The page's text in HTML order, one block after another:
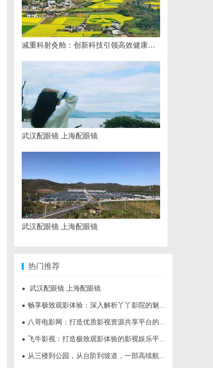
减重科射灸舱：创新科技引领高效健康减重新时代
武汉配眼镜 上海配眼镜
武汉配眼镜 上海配眼镜
热门推荐
● 武汉配眼镜 上海配眼镜
● 畅享极致观影体验：深入解析丫丫影院的魅力与优势
● 八哥电影网：打造优质影视资源共享平台的创新之路
● 飞牛影视：打造极致观影体验的影视娱乐平台
● 从三楼到公园，从台阶到坡道，一部高续航电动轮椅如何改变生活